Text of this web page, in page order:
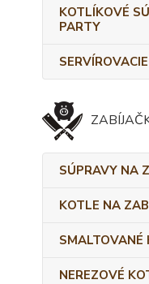
KOTLÍKOVÉ
PARTY
SÚPRAVY NA
KOTLE NA
SMALTOVANÉ
NEREZOVÉ